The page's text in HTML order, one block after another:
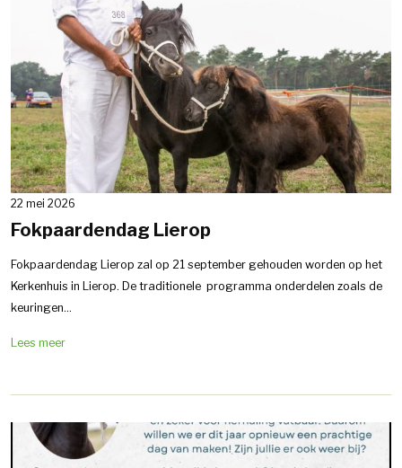
22 mei 2026
Fokpaardendag Lierop
Fokpaardendag Lierop zal op 21 september gehouden worden op het
Kerkenhuis in Lierop. De traditionele programma onderdelen zoals de
keuringen...
Lees meer